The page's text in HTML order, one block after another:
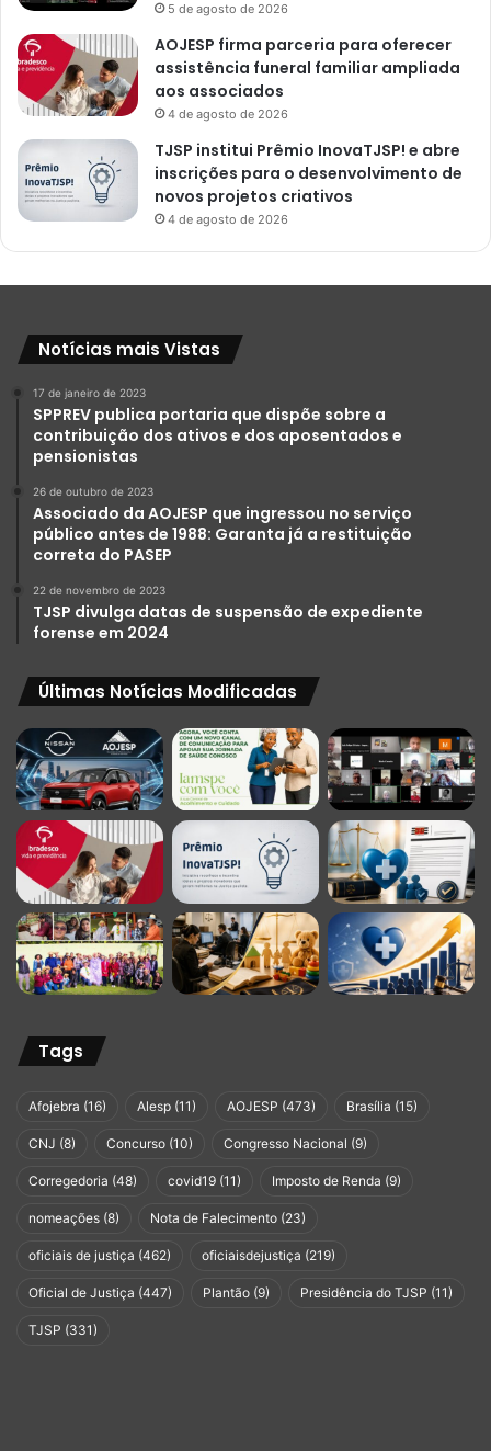
5 de agosto de 2026
AOJESP firma parceria para oferecer
assistência funeral familiar ampliada
aos associados
4 de agosto de 2026
TJSP institui Prêmio InovaTJSP! e abre
inscrições para o desenvolvimento de
novos projetos criativos
4 de agosto de 2026
Notícias mais Vistas
17 de janeiro de 2023
SPPREV publica portaria que dispõe sobre a
contribuição dos ativos e dos aposentados e
pensionistas
26 de outubro de 2023
Associado da AOJESP que ingressou no serviço
público antes de 1988: Garanta já a restituição
correta do PASEP
22 de novembro de 2023
TJSP divulga datas de suspensão de expediente
forense em 2024
Últimas Notícias Modificadas
Tags
Afojebra (16) Alesp (11) AOJESP (473) Brasília (15)
CNJ (8) Concurso (10) Congresso Nacional (9)
Corregedoria (48) covid19 (11) Imposto de Renda (9)
nomeações (8) Nota de Falecimento (23)
oficiais de justiça (462) oficiaisdejustiça (219)
Oficial de Justiça (447) Plantão (9) Presidência do TJSP (11)
TJSP (331)